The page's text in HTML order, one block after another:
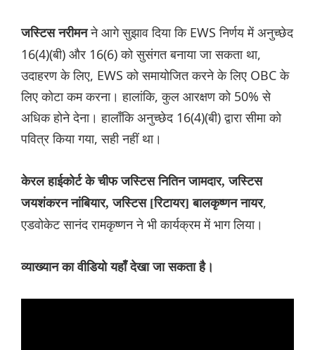
जस्टिस नरीमनने आगे सुझाव दिया कि EWS निर्णय में अनुच्छेद
16(4)(बी) और 16(6) को सुसंगत बनाया जा सकता था,
उदाहरण के लिए, EWS को समायोजित करने के लिए OBC के
लिए कोटा कम करना। हालांकि, कुल आरक्षण को 50% से
अधिक होने देना। हालाँकि अनुच्छेद 16(4)(बी) द्वारा सीमा को
पवित्र किया गया, सही नहीं था।
केरल हाईकोर्ट के चीफ जस्टिस नितिन जामदार, जस्टिस
जयशंकरन नांबियार, जस्टिस [रिटायर] बालकृष्णन नायर,
एडवोकेट सानंद रामकृष्णन ने भी कार्यक्रम में भाग लिया।
व्याख्यान का वीडियो यहाँ देखा जा सकता है।